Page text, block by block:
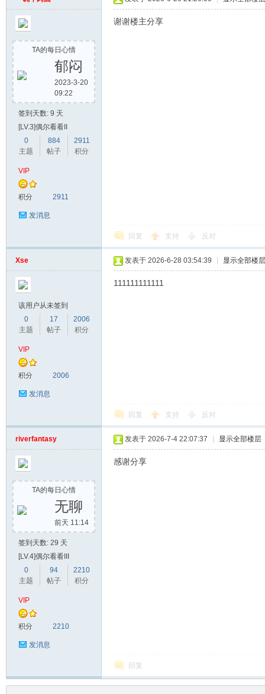
TA的每日心情
郁闷
2023-3-20
09:22
签到天数: 9 天
[LV.3]偶尔看看II
0
主题
884
帖子
2911
积分
VIP
积分 2911
发消息
谢谢楼主分享
回复 支持 反对
Xse
该用户从未签到
0
主题
17
帖子
2006
积分
VIP
积分 2006
发消息
发表于 2026-6-28 03:54:39 显示全部楼层
111111111111
回复 支持 反对
riverfantasy
TA的每日心情
无聊
前天 11:14
签到天数: 29 天
[LV.4]偶尔看看III
0
主题
94
帖子
2210
积分
VIP
积分 2210
发消息
发表于 2026-7-4 22:07:37 显示全部楼层
感谢分享
回复